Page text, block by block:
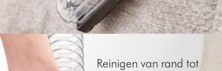
Reinigen van rand tot